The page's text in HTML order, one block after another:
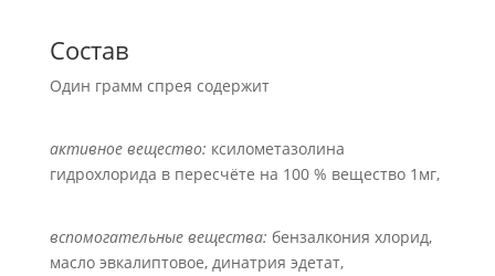
Состав
Один грамм спрея содержит
активное вещество: ксилометазолина
гидрохлорида в пересчёте на 100 % вещество 1мг,
вспомогательные вещества: бензалкония хлорид,
масло эвкалиптовое, динатрия эдетат,